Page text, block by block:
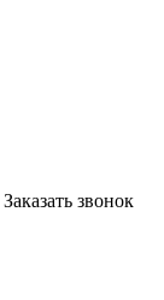
Заказать звонок